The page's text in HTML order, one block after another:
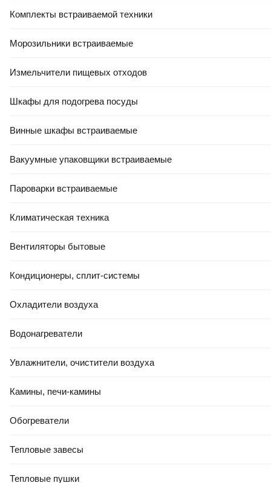
Комплекты встраиваемой техники
Морозильники встраиваемые
Измельчители пищевых отходов
Шкафы для подогрева посуды
Винные шкафы встраиваемые
Вакуумные упаковщики встраиваемые
Пароварки встраиваемые
Климатическая техника
Вентиляторы бытовые
Кондиционеры, сплит-системы
Охладители воздуха
Водонагреватели
Увлажнители, очистители воздуха
Камины, печи-камины
Обогреватели
Тепловые завесы
Тепловые пушки